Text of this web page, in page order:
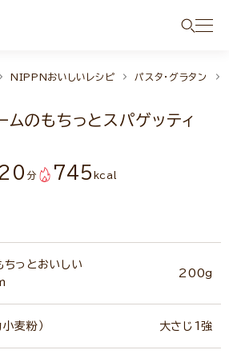
NIPPNおいしいレシピ パスタ・グラタン
ムのもちっとスパゲッティ
20 分 745 kcal
っとおいしい
200g
麦粉） 大さじ1強